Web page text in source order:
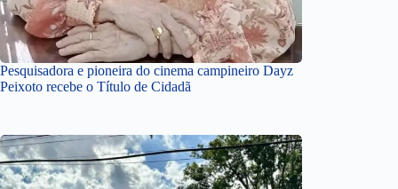
Pesquisadora e pioneira do cinema campineiro Dayz
Peixoto recebe o Título de Cidadã